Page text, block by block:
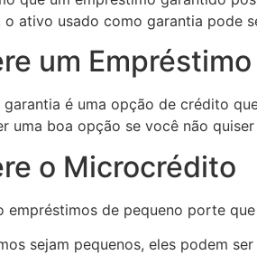
o ativo usado como garantia pode
um
é uma opção de crédito
uma boa opção se você não
o Microcrédito
empréstimos de pequeno porte
sejam pequenos, eles podem